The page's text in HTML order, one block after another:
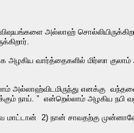
விஷயங்களை அல்லாஹ்
அழகிய வார்த்தைகளில் மிர்ஸா
எனக்கு
நாய். ” என்றெல்லாம் அழகிய நபி
மாட்டான் 2) நான் சாவதற்கு